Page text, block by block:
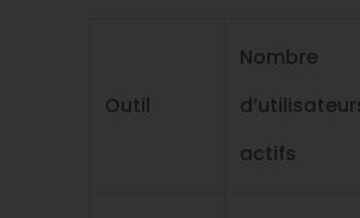
Outil
Nombre
actifs